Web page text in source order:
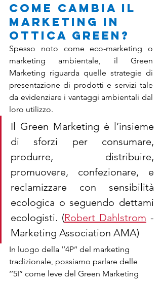
Come cambia il
Marketing in
ottica Green?
Spesso noto come eco-marketing o
marketing ambientale, il Green
Marketing riguarda quelle strategie di
presentazione di prodotti e servizi tale
da evidenziare i vantaggi ambientali dal
loro utilizzo.
Il Green Marketing è l’insieme
di sforzi per consumare,
produrre, distribuire,
promuovere, confezionare, e
reclamizzare con sensibilità
ecologica o seguendo dettami
ecologisti. (Robert Dahlstrom -
Marketing Association AMA)
In luogo della ‘’4P’’ del marketing
tradizionale, possiamo parlare delle
‘’5I’’ come leve del Green Marketing